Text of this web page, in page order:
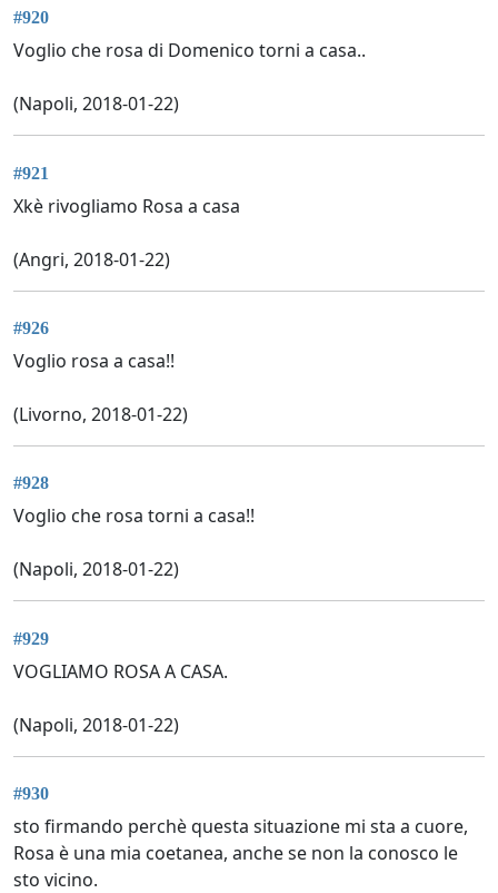
#920
Voglio che rosa di Domenico torni a casa..
(Napoli, 2018-01-22)
#921
Xkè rivogliamo Rosa a casa
(Angri, 2018-01-22)
#926
Voglio rosa a casa!!
(Livorno, 2018-01-22)
#928
Voglio che rosa torni a casa!!
(Napoli, 2018-01-22)
#929
VOGLIAMO ROSA A CASA.
(Napoli, 2018-01-22)
#930
sto firmando perchè questa situazione mi sta a cuore,
Rosa è una mia coetanea, anche se non la conosco le
sto vicino.